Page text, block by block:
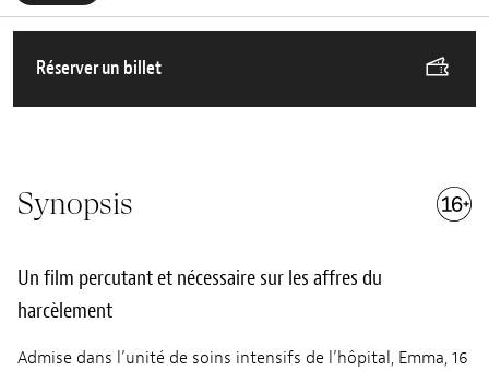
Réserver un billet
Synopsis
Un film percutant et nécessaire sur les affres du
harcèlement
Admise dans l’unité de soins intensifs de l’hôpital, Emma, 16